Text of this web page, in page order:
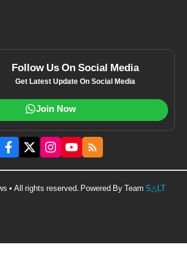
Follow Us On Social Media
Get Latest Update On Social Media
Join Now
• All rights reserved. Powered By Team S△LT